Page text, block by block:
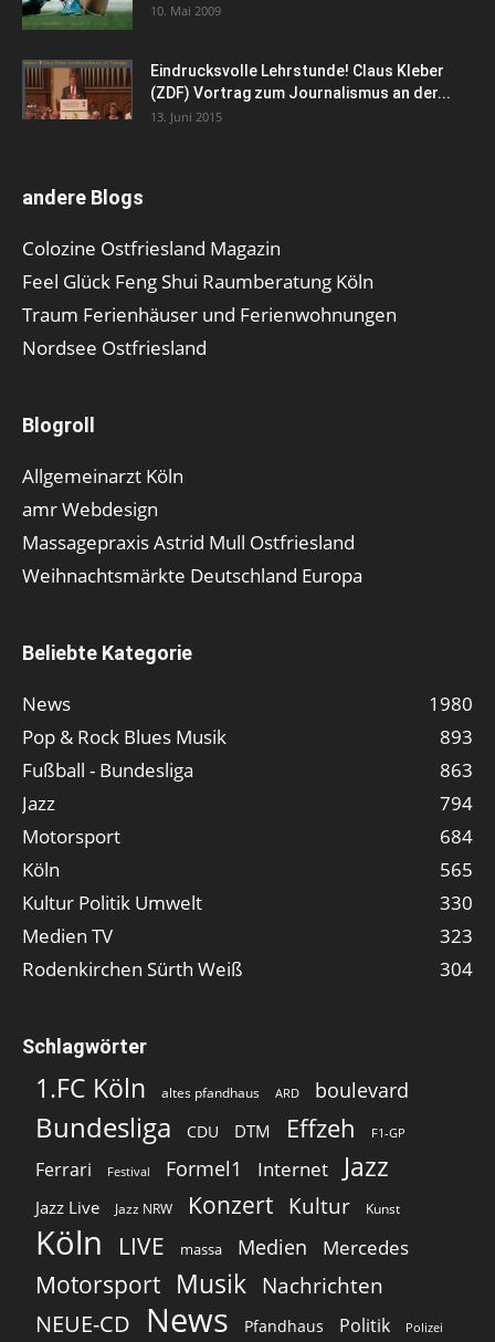
10. Mai 2009
Eindrucksvolle Lehrstunde! Claus Kleber
(ZDF) Vortrag zum Journalismus an der...
13. Juni 2015
andere Blogs
Colozine Ostfriesland Magazin
Feel Glück Feng Shui Raumberatung Köln
Traum Ferienhäuser und Ferienwohnungen
Nordsee Ostfriesland
Blogroll
Allgemeinarzt Köln
amr Webdesign
Massagepraxis Astrid Mull Ostfriesland
Weihnachtsmärkte Deutschland Europa
Beliebte Kategorie
News
1980
Pop & Rock Blues Musik
893
Fußball - Bundesliga
863
Jazz
794
Motorsport
684
Köln
565
Kultur Politik Umwelt
330
Medien TV
323
Rodenkirchen Sürth Weiß
304
Schlagwörter
1.FC Köln altes pfandhaus ARD boulevard
Bundesliga CDU DTM Effzeh F1-GP
Ferrari Festival Formel1 Internet Jazz
Jazz Live Jazz NRW Konzert Kultur Kunst
Köln LIVE massa Medien Mercedes
Motorsport Musik Nachrichten
NEUE-CD
News Pfandhaus Politik Polizei